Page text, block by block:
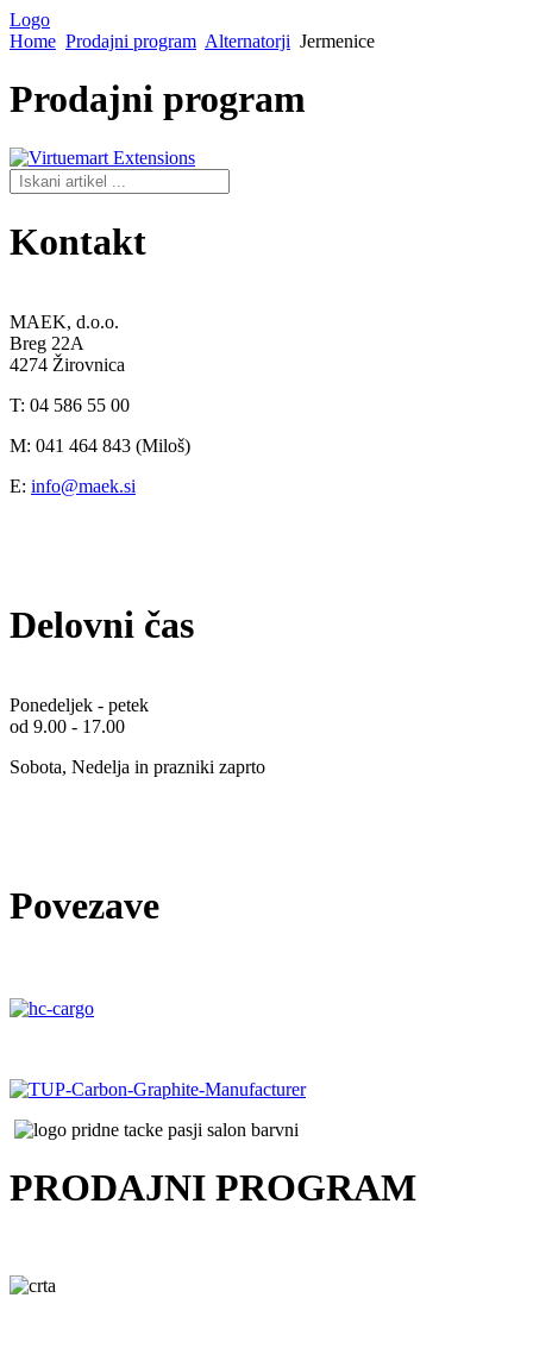
Logo
Home Prodajni program Alternatorji Jermenice
Prodajni program
Kontakt
MAEK, d.o.o.
Breg 22A
4274 Žirovnica
T: 04 586 55 00
M: 041 464 843 (Miloš)
E: info@maek.si
Delovni čas
Ponedeljek - petek
od 9.00 - 17.00
Sobota, Nedelja in prazniki zaprto
Povezave
PRODAJNI PROGRAM